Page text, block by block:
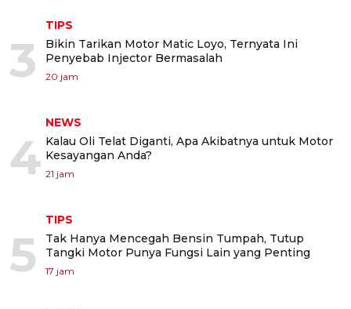
3
TIPS
Bikin Tarikan Motor Matic Loyo, Ternyata Ini
Penyebab Injector Bermasalah
20 jam
4
NEWS
Kalau Oli Telat Diganti, Apa Akibatnya untuk Motor
Kesayangan Anda?
21 jam
5
TIPS
Tak Hanya Mencegah Bensin Tumpah, Tutup
Tangki Motor Punya Fungsi Lain yang Penting
17 jam